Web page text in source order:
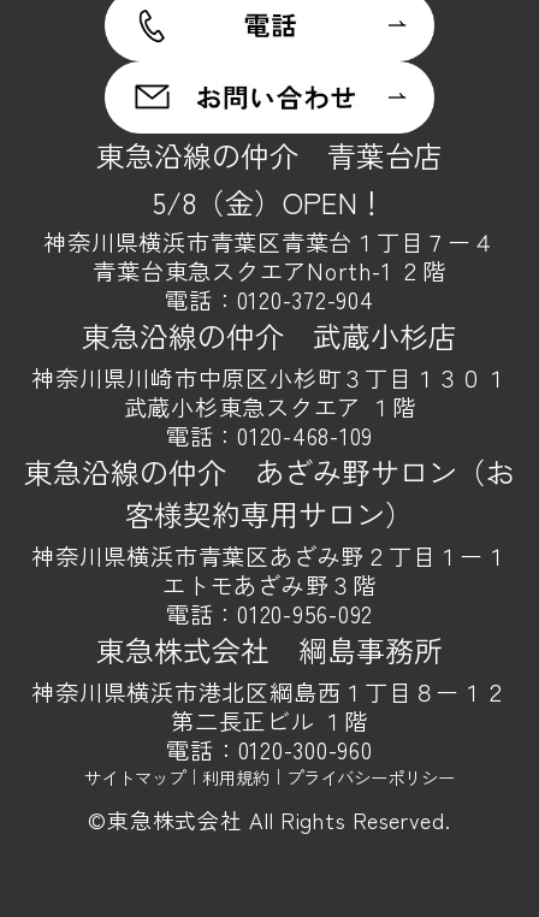
東急沿線の仲介 青葉台店
5/8（金）OPEN！
神奈川県横浜市青葉区青葉台１丁目７ー４
青葉台東急スクエアNorth-1 ２階
電話： 0120-372-904
東急沿線の仲介 武蔵小杉店
神奈川県川崎市中原区小杉町３丁目１３０１
武蔵小杉東急スクエア １階
電話：0120-468-109
東急沿線の仲介 あざみ野サロン（お
客様契約専用サロン）
神奈川県横浜市青葉区あざみ野２丁目１ー１
エトモあざみ野３階
電話：0120-956-092
東急株式会社 綱島事務所
神奈川県横浜市港北区綱島西１丁目８ー１２
第二長正ビル １階
電話： 0120-300-960
サイトマップ｜ 利用規約 ｜ プライバシーポリシー
©東急株式会社 All Rights Reserved.